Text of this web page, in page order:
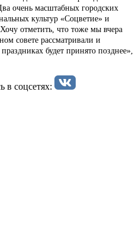
очень масштабных городских
культур «Соцветие» и
отметить, что тоже мы вчера
совете рассматривали и
будет принято позднее»,
в соцсетях: